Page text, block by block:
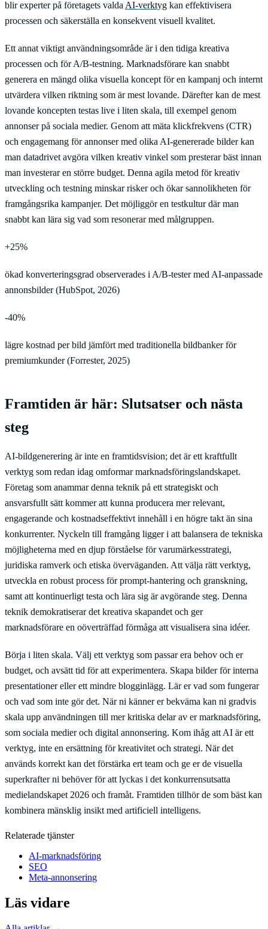
blir experter på företagets valda AI-verktyg kan effektivisera
processen och säkerställa en konsekvent visuell kvalitet.
Ett annat viktigt användningsområde är i den tidiga kreativa
processen och för A/B-testning. Marknadsförare kan snabbt
generera en mängd olika visuella koncept för en kampanj och internt
utvärdera vilken riktning som är mest lovande. Därefter kan de mest
lovande koncepten testas live i liten skala, till exempel genom
annonser på sociala medier. Genom att mäta klickfrekvens (CTR)
och engagemang för annonser med olika AI-genererade bilder kan
man datadrivet avgöra vilken kreativ vinkel som presterar bäst innan
man investerar en större budget. Denna agila metod för kreativ
utveckling och testning minskar risker och ökar sannolikheten för
framgångsrika kampanjer. Det möjliggör en testkultur där man
snabbt kan lära sig vad som resonerar med målgruppen.
+25%
ökad konverteringsgrad observerades i A/B-tester med AI-anpassade
annonsbilder (HubSpot, 2026)
-40%
lägre kostnad per bild jämfört med traditionella bildbanker för
premiumkunder (Forrester, 2025)
Framtiden är här: Slutsatser och nästa
steg
AI-bildgenerering är inte en framtidsvision; det är ett kraftfullt
verktyg som redan idag omformar marknadsföringslandskapet.
Företag som anammar denna teknik på ett strategiskt och
ansvarsfullt sätt kommer att kunna producera mer relevant,
engagerande och kostnadseffektivt innehåll i en högre takt än sina
konkurrenter. Nyckeln till framgång ligger i att balansera de tekniska
möjligheterna med en djup förståelse för varumärkesstrategi,
juridiska ramverk och etiska överväganden. Att välja rätt verktyg,
utveckla en robust process för prompt-hantering och granskning,
samt att kontinuerligt testa och lära sig är avgörande steg. Denna
teknik demokratiserar det kreativa skapandet och ger
marknadsförare en oöverträffad förmåga att visualisera sina idéer.
Börja i liten skala. Välj ett verktyg som passar era behov och er
budget, och avsätt tid för att experimentera. Skapa bilder för interna
presentationer eller ett mindre blogginlägg. Lär er vad som fungerar
och vad som inte gör det. När ni känner er bekväma kan ni gradvis
skala upp användningen till mer kritiska delar av er marknadsföring,
som sociala medier och digital annonsering. Kom ihåg att AI är ett
verktyg, inte en ersättning för kreativitet och strategi. När det
används korrekt kan det förstärka ert team och ge er de visuella
superkrafter ni behöver för att lyckas i det konkurrensutsatta
medielandskapet 2026 och framåt. Framtiden tillhör de som bäst kan
kombinera mänsklig insikt med artificiell intelligens.
Relaterade tjänster
AI-marknadsföring
SEO
Meta-annonsering
Läs vidare